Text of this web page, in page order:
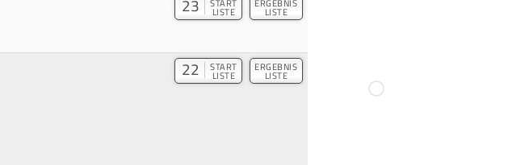
23 LISTE LISTE
22 START
LISTE
ERGEBNIS
LISTE